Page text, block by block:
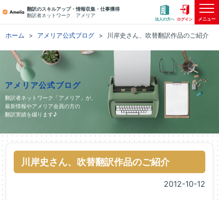
翻訳のスキルアップ・情報収集・仕事獲得
翻訳者ネットワーク アメリア
法人の方へ ログイン メニュー
ホーム アメリア公式ブログ 川岸史さん、吹替翻訳作品のご紹介
アメリア公式ブログ
翻訳者ネットワーク「アメリア」が、
最新情報やアメリア会員の方の
翻訳実績を綴ります♪
川岸史さん、吹替翻訳作品のご紹介
2012-10-12